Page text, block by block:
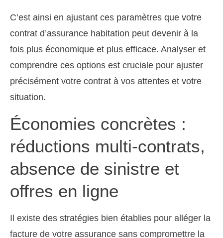
C’est ainsi en ajustant ces paramètres que votre
contrat d’assurance habitation peut devenir à la
fois plus économique et plus efficace. Analyser et
comprendre ces options est cruciale pour ajuster
précisément votre contrat à vos attentes et votre
situation.
Économies concrètes :
réductions multi-contrats,
absence de sinistre et
offres en ligne
Il existe des stratégies bien établies pour alléger la
facture de votre assurance sans compromettre la